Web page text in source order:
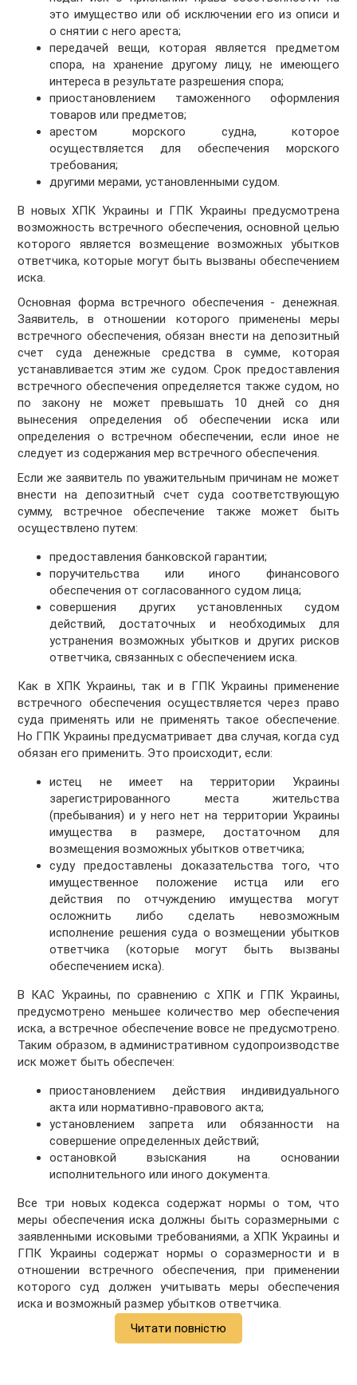
это имущество или об исключении его из описи и
о снятии с него ареста;
передачей вещи, которая является предметом
спора, на хранение другому лицу, не имеющего
интереса в результате разрешения спора;
приостановлением таможенного оформления
товаров или предметов;
арестом морского судна, которое
осуществляется для обеспечения морского
требования;
другими мерами, установленными судом.
В новых ХПК Украины и ГПК Украины предусмотрена
возможность встречного обеспечения, основной целью
которого является возмещение возможных убытков
ответчика, которые могут быть вызваны обеспечением
иска.
Основная форма встречного обеспечения - денежная.
Заявитель, в отношении которого применены меры
встречного обеспечения, обязан внести на депозитный
счет суда денежные средства в сумме, которая
устанавливается этим же судом. Срок предоставления
встречного обеспечения определяется также судом, но
по закону не может превышать 10 дней со дня
вынесения определения об обеспечении иска или
определения о встречном обеспечении, если иное не
следует из содержания мер встречного обеспечения.
Если же заявитель по уважительным причинам не может
внести на депозитный счет суда соответствующую
сумму, встречное обеспечение также может быть
осуществлено путем:
предоставления банковской гарантии;
поручительства или иного финансового
обеспечения от согласованного судом лица;
совершения других установленных судом
действий, достаточных и необходимых для
устранения возможных убытков и других рисков
ответчика, связанных с обеспечением иска.
Как в ХПК Украины, так и в ГПК Украины применение
встречного обеспечения осуществляется через право
суда применять или не применять такое обеспечение.
Но ГПК Украины предусматривает два случая, когда суд
обязан его применить. Это происходит, если:
истец не имеет на территории Украины
зарегистрированного места жительства
(пребывания) и у него нет на территории Украины
имущества в размере, достаточном для
возмещения возможных убытков ответчика;
суду предоставлены доказательства того, что
имущественное положение истца или его
действия по отчуждению имущества могут
осложнить либо сделать невозможным
исполнение решения суда о возмещении убытков
ответчика (которые могут быть вызваны
обеспечением иска).
В КАС Украины, по сравнению с ХПК и ГПК Украины,
предусмотрено меньшее количество мер обеспечения
иска, а встречное обеспечение вовсе не предусмотрено.
Таким образом, в административном судопроизводстве
иск может быть обеспечен:
приостановлением действия индивидуального
акта или нормативно-правового акта;
установлением запрета или обязанности на
совершение определенных действий;
остановкой взыскания на основании
исполнительного или иного документа.
Все три новых кодекса содержат нормы о том, что
меры обеспечения иска должны быть соразмерными с
заявленными исковыми требованиями, а ХПК Украины и
ГПК Украины содержат нормы о соразмерности и в
отношении встречного обеспечения, при применении
которого суд должен учитывать меры обеспечения
иска и возможный размер убытков ответчика.
Читати повністю